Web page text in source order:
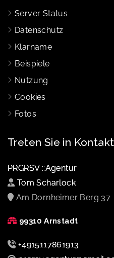
Server Status
Datenschutz
Klarname
Beispiele
Nutzung
Cookies
Fotos
Treten Sie in Kontakt
PRGRSV ::Agentur
Tom Scharlock
Am Dornheimer Berg 37
99310 Arnstadt
+4915117861913